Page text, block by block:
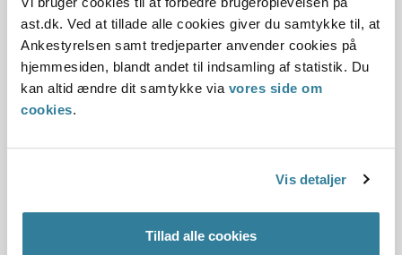
ast.dk. Ved at tillade alle cookies giver du samtykke til, at
Ankestyrelsen samt tredjeparter anvender cookies på
hjemmesiden, blandt andet til indsamling af statistik. Du
kan altid ændre dit samtykke via vores side om
cookies.
Vis detaljer
Tillad alle cookies
afgørelse.
Principmeddelelse 8-22 om
arbejdsskade, arbejdets forhold og
hjemmearbejde
Principmeddelelsen fastslår, at skader, der er sket under
arbejdet foregår. Det kan enten være færden, som har en